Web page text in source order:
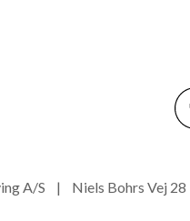
A/S | Niels Bohrs